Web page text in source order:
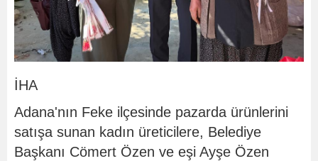
İHA
Adana'nın Feke ilçesinde pazarda ürünlerini
satışa sunan kadın üreticilere, Belediye
Başkanı Cömert Özen ve eşi Ayşe Özen